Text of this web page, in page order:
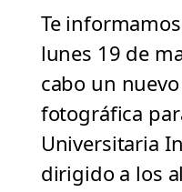
Te
lunes 19 de
cabo un
fotográfica
Universitaria
dirigido a los